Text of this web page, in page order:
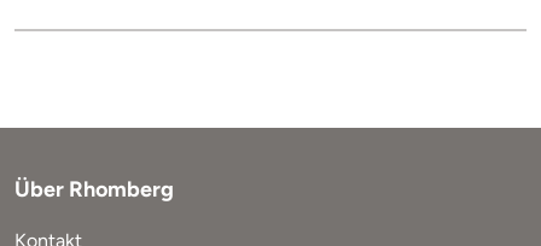
Über Rhomberg
Kontakt